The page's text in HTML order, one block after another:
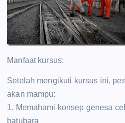
Manfaat kursus:
Setelah mengikuti kursus ini,
akan mampu:
1. Memahami konsep genesa
batubara